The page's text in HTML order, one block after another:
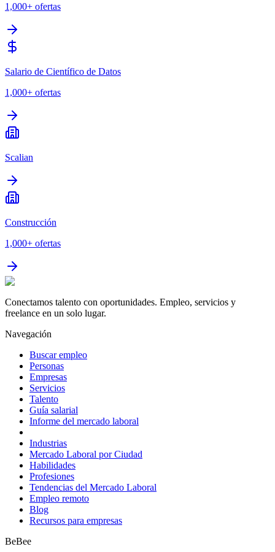
1,000+ ofertas
Salario de Científico de Datos
1,000+ ofertas
Scalian
Construcción
1,000+ ofertas
Conectamos talento con oportunidades. Empleo, servicios y
freelance en un solo lugar.
Navegación
Buscar empleo
Personas
Empresas
Servicios
Talento
Guía salarial
Informe del mercado laboral
Industrias
Mercado Laboral por Ciudad
Habilidades
Profesiones
Tendencias del Mercado Laboral
Empleo remoto
Blog
Recursos para empresas
BeBee